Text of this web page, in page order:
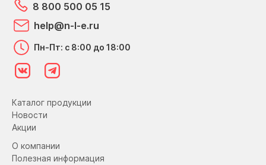
Руководство по эксплуатации
Каталог продукции
Новости
Акции
О компании
Полезная информация
8 800 500 05 15
help@n-l-e.ru
Пн-Пт: с 8:00 до 18:00